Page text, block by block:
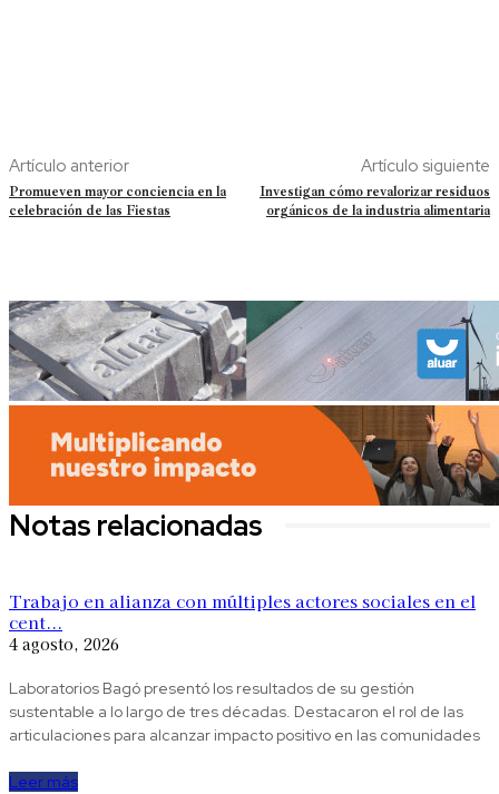
Artículo anterior
Promueven mayor conciencia en la
celebración de las Fiestas
Artículo siguiente
Investigan cómo revalorizar residuos
orgánicos de la industria alimentaria
Notas relacionadas
Trabajo en alianza con múltiples actores sociales en el
cent...
4 agosto, 2026
Laboratorios Bagó presentó los resultados de su gestión
sustentable a lo largo de tres décadas. Destacaron el rol de las
articulaciones para alcanzar impacto positivo en las comunidades
Leer más